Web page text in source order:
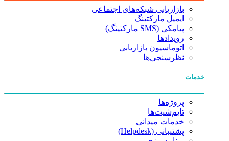
بازاریابی شبکه‌های اجتماعی
ایمیل مارکتینگ
پیامکی (SMS مارکتینگ)
رویدادها
اتوماسیون بازاریابی
نظرسنجی‌ها
خدمات
پروژه‌ها
تایم‌شیت‌ها
خدمات میدانی
پشتیبانی (Helpdesk)